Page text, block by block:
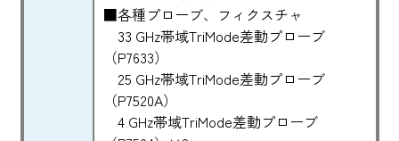
■各種プローブ、フィクスチャ
33 GHz帯域TriMode差動プローブ
（P7633）
25 GHz帯域TriMode差動プローブ
（P7520A）
4 GHz帯域TriMode差動プローブ